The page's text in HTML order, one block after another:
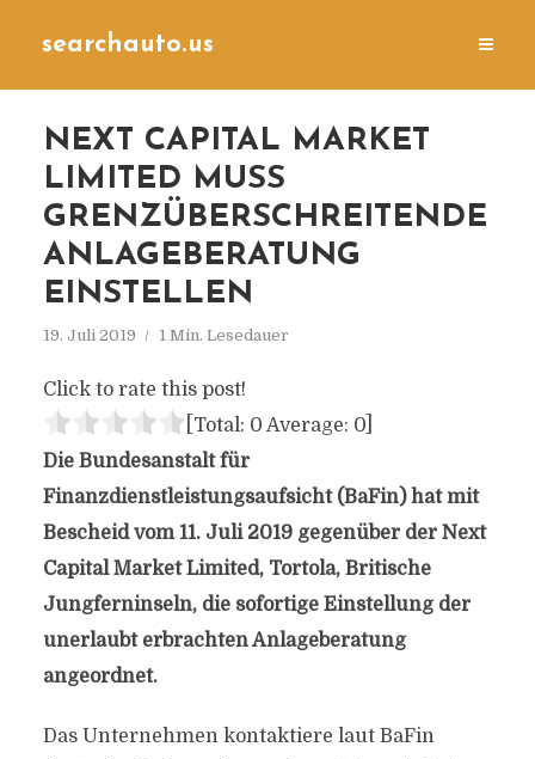
searchauto.us
NEXT CAPITAL MARKET
LIMITED MUSS
GRENZÜBERSCHREITENDE
ANLAGEBERATUNG
EINSTELLEN
19. Juli 2019 1 Min. Lesedauer
Click to rate this post!
[Total: 0 Average: 0]
Die Bundesanstalt für
Finanzdienstleistungsaufsicht (BaFin) hat mit
Bescheid vom 11. Juli 2019 gegenüber der Next
Capital Market Limited, Tortola, Britische
Jungferninseln, die sofortige Einstellung der
unerlaubt erbrachten Anlageberatung
angeordnet.
Das Unternehmen kontaktiere laut BaFin